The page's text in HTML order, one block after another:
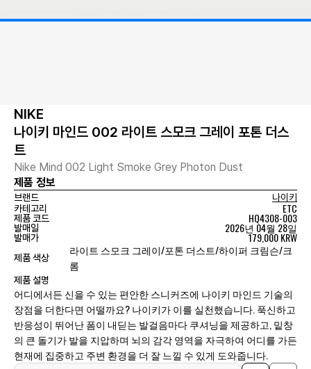
NIKE
나이키 마인드 002 라이트 스모크 그레이 포톤 더스
트
Nike Mind 002 Light Smoke Grey Photon Dust
제품 정보
브랜드
나이키
카테고리
ETC
제품 코드 HQ4308-003
발매일 2026년 04월 28일
발매가 179,000 KRW
제품 색상
라이트 스모크 그레이/포톤 더스트/하이퍼 크림슨/크
롬
제품 설명
어디에서든 신을 수 있는 편안한 스니커즈에 나이키 마인드 기술의
장점을 더한다면 어떨까요? 나이키가 이를 실천했습니다. 푹신하고
반응성이 뛰어난 폼이 내딛는 발걸음마다 쿠셔닝을 제공하고, 밑창
의 큰 돌기가 발을 지압하며 뇌의 감각 영역을 자극하여 어디를 가든
현재에 집중하고 주변 환경을 더 잘 느낄 수 있게 도와줍니다.